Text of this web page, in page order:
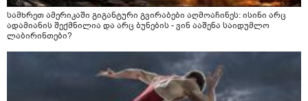
სამხრეთ ამერიკაში გიგანტური გვირაბები აღმოაჩინეს: ისინი არც
ადამიანის შექმნილია და არც ბუნების - ვინ ააშენა საიდუმლო
ლაბირინთები?